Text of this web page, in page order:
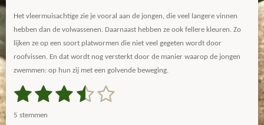
Het vleermuisachtige zie je vooral aan de jongen, die veel langere vinnen
hebben dan de volwassenen. Daarnaast hebben ze ook fellere kleuren. Zo
lijken ze op een soort platwormen die niet veel gegeten wordt door
roofvissen. En dat wordt nog versterkt door de manier waarop de jongen
zwemmen: op hun zij met een golvende beweging.
R
t
1
s
2
s
3
4
5
5 stemmen